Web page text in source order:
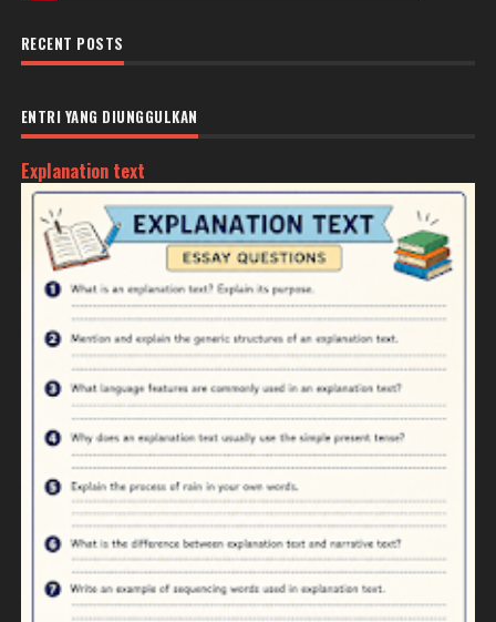
RECENT POSTS
ENTRI YANG DIUNGGULKAN
Explanation text